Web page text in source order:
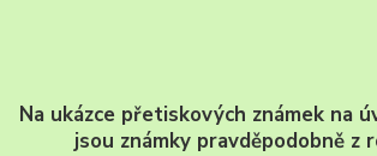
Na ukázce přetiskových známek na
jsou známky pravděpodobně z